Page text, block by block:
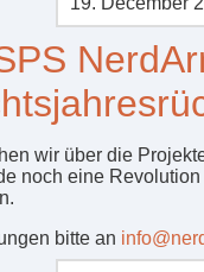
wir über die
noch eine
bitte an